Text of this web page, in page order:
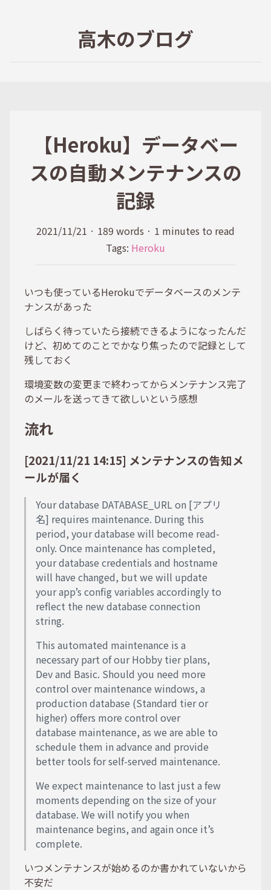
高木のブログ
【Heroku】データベー
スの自動メンテナンスの
記録
2021/11/21 · 189 words · 1 minutes to read
Tags: Heroku
いつも使っているHerokuでデータベースのメンテ
ナンスがあった
しばらく待っていたら接続できるようになったんだ
けど、初めてのことでかなり焦ったので記録として
残しておく
環境変数の変更まで終わってからメンテナンス完了
のメールを送ってきて欲しいという感想
流れ
[2021/11/21 14:15] メンテナンスの告知メ
ールが届く
Your database DATABASE_URL on [アプリ
名] requires maintenance. During this
period, your database will become read-
only. Once maintenance has completed,
your database credentials and hostname
will have changed, but we will update
your app’s config variables accordingly to
reflect the new database connection
string.
This automated maintenance is a
necessary part of our Hobby tier plans,
Dev and Basic. Should you need more
control over maintenance windows, a
production database (Standard tier or
higher) offers more control over
database maintenance, as we are able to
schedule them in advance and provide
better tools for self-served maintenance.
We expect maintenance to last just a few
moments depending on the size of your
database. We will notify you when
maintenance begins, and again once it’s
complete.
いつメンテナンスが始めるのか書かれていないから
不安だ